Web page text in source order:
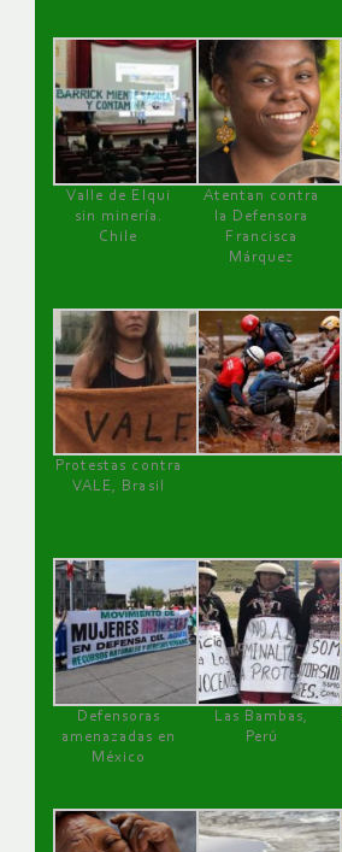
Valle de Elqui
sin minería.
Chile
Atentan contra
la Defensora
Francisca
Márquez
Protestas contra
VALE, Brasil
Defensoras
amenazadas en
México
Las Bambas,
Perú